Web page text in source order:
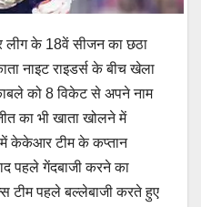
लीग के 18वें सीजन का छठा
नाइट राइडर्स के बीच खेला
को 8 विकेट से अपने नाम
का भी खाता खोलने में
में केकेआर टीम के कप्तान
पहले गेंदबाजी करने का
टीम पहले बल्लेबाजी करते हुए